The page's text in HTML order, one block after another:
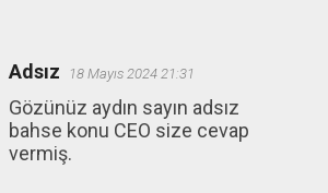
Adsız 18 Mayıs 2024 21:31
Gözünüz aydın sayın adsız
bahse konu CEO size cevap
vermiş.